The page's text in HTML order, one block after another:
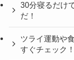
30分寝るだけ
だ！
ツライ運動や
すぐチェック！